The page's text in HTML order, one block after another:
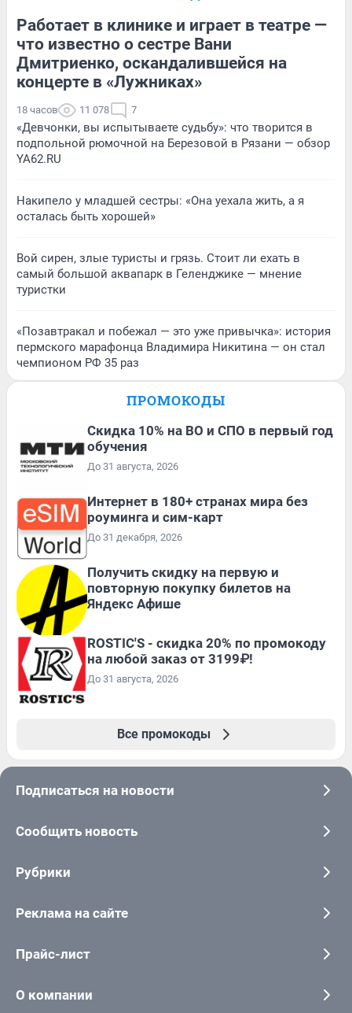
Работает в клинике и играет в театре —
что известно о сестре Вани
Дмитриенко, оскандалившейся на
концерте в «Лужниках»
18 часов 11 078 7
«Девчонки, вы испытываете судьбу»: что творится в
подпольной рюмочной на Березовой в Рязани — обзор
YA62.RU
Накипело у младшей сестры: «Она уехала жить, а я
осталась быть хорошей»
Вой сирен, злые туристы и грязь. Стоит ли ехать в
самый большой аквапарк в Геленджике — мнение
туристки
«Позавтракал и побежал — это уже привычка»: история
пермского марафонца Владимира Никитина — он стал
чемпионом РФ 35 раз
ПРОМОКОДЫ
Скидка 10% на ВО и СПО в первый год
обучения
До 31 августа, 2026
Интернет в 180+ странах мира без
роуминга и сим-карт
До 31 декабря, 2026
Получить скидку на первую и
повторную покупку билетов на
Яндекс Афише
ROSTIC'S - скидка 20% по промокоду
на любой заказ от 3199₽!
До 31 августа, 2026
Все промокоды
Подписаться на новости
Сообщить новость
Рубрики
Реклама на сайте
Прайс-лист
О компании